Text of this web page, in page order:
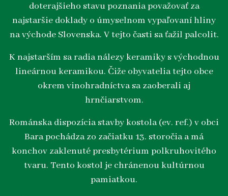
doterajšieho stavu poznania považovať za
najstaršie doklady o úmyselnom vypaľovaní hliny
na východe Slovenska. V tejto časti sa ťažil palcolit.
K najstarším sa radia nálezy keramiky s východnou
lineárnou keramikou. Čiže obyvatelia tejto obce
okrem vinohradníctva sa zaoberali aj
hrnčiarstvom.
Románska dispozícia stavby kostola (ev. ref.) v obci
Bara pochádza zo začiatku 13. storočia a má
konchov zaklenuté presbytérium polkruhovitého
tvaru. Tento kostol je chránenou kultúrnou
pamiatkou.